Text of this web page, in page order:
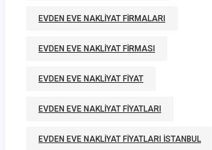
EVDEN EVE NAKLIYAT FIRMALARI
EVDEN EVE NAKLIYAT FIRMASI
EVDEN EVE NAKLIYAT FIYAT
EVDEN EVE NAKLIYAT FIYATLARI
EVDEN EVE NAKLIYAT FIYATLARI ISTANBUL